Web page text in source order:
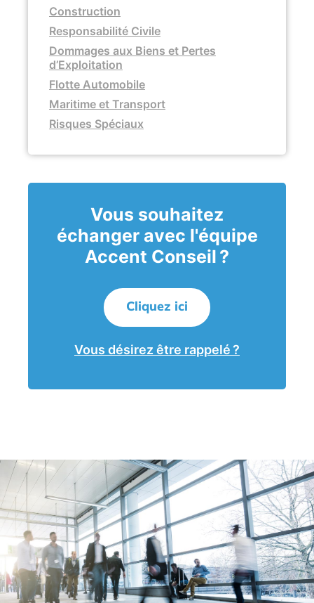
Construction
Responsabilité Civile
Dommages aux Biens et Pertes
d’Exploitation
Flotte Automobile
Maritime et Transport
Risques Spéciaux
Vous souhaitez
échanger avec l'équipe
Accent Conseil ?
Cliquez ici
Vous désirez être rappelé ?